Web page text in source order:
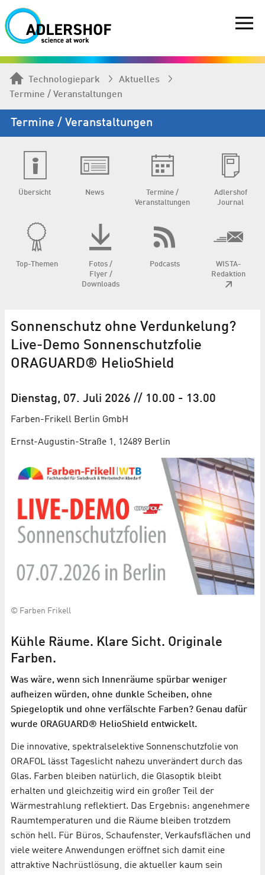
Technologiepark
Aktuelles
Termine / Veranstaltungen
Termine / Veranstaltungen
Übersicht News
Termine /
Veranstaltungen
Adlershof
Journal
Top-Themen
Fotos /
Flyer /
Downloads
Podcasts
WISTA-
Redaktion
Sonnenschutz ohne Verdunkelung?
Live-Demo Sonnenschutzfolie
ORAGUARD® HelioShield
Dienstag, 07. Juli 2026 // 10.00 - 13.00
Farben-Frikell Berlin GmbH
Ernst-Augustin-Straße 1, 12489 Berlin
© Farben Frikell
Kühle Räume. Klare Sicht. Originale
Farben.
Was wäre, wenn sich Innenräume spürbar weniger
aufheizen würden, ohne dunkle Scheiben, ohne
Spiegeloptik und ohne verfälschte Farben? Genau dafür
wurde ORAGUARD® HelioShield entwickelt.
Die innovative, spektralselektive Sonnenschutzfolie von
ORAFOL lässt Tageslicht nahezu unverändert durch das
Glas. Farben bleiben natürlich, die Glasoptik bleibt
erhalten und gleichzeitig wird ein großer Teil der
Wärmestrahlung reflektiert. Das Ergebnis: angenehmere
Raumtemperaturen und die Räume bleiben trotzdem
schön hell. Für Büros, Schaufenster, Verkaufsflächen und
viele weitere Anwendungen eröffnet sich damit eine
attraktive Nachrüstlösung, die aktueller kaum sein